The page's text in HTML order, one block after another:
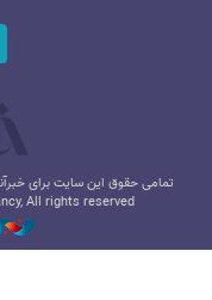
تمامی حقوق این سایت برای
All rights reserved